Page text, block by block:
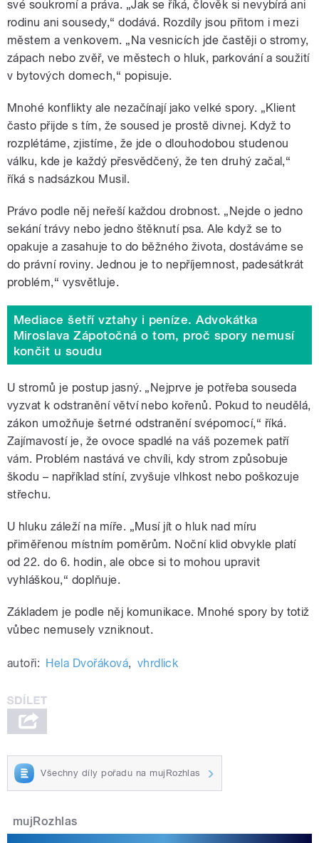
své soukromí a práva. „Jak se říká, člověk si nevybírá ani
rodinu ani sousedy,“ dodává. Rozdíly jsou přitom i mezi
městem a venkovem. „Na vesnicích jde častěji o stromy,
zápach nebo zvěř, ve městech o hluk, parkování a soužití
v bytových domech,“ popisuje.
Mnohé konflikty ale nezačínají jako velké spory. „Klient
často přijde s tím, že soused je prostě divnej. Když to
rozplétáme, zjistíme, že jde o dlouhodobou studenou
válku, kde je každý přesvědčený, že ten druhý začal,“
říká s nadsázkou Musil.
Právo podle něj neřeší každou drobnost. „Nejde o jedno
sekání trávy nebo jedno štěknutí psa. Ale když se to
opakuje a zasahuje to do běžného života, dostáváme se
do právní roviny. Jednou je to nepříjemnost, padesátkrát
problém,“ vysvětluje.
Mediace šetří vztahy i peníze. Advokátka
Miroslava Zápotočná o tom, proč spory nemusí
končit u soudu
U stromů je postup jasný. „Nejprve je potřeba souseda
vyzvat k odstranění větví nebo kořenů. Pokud to neudělá,
zákon umožňuje šetrné odstranění svépomocí,“ říká.
Zajímavostí je, že ovoce spadlé na váš pozemek patří
vám. Problém nastává ve chvíli, kdy strom způsobuje
škodu – například stíní, zvyšuje vlhkost nebo poškozuje
střechu.
U hluku záleží na míře. „Musí jít o hluk nad míru
přiměřenou místním poměrům. Noční klid obvykle platí
od 22. do 6. hodin, ale obce si to mohou upravit
vyhláškou,“ doplňuje.
Základem je podle něj komunikace. Mnohé spory by totiž
vůbec nemusely vzniknout.
autoři: Hela Dvořáková, vhrdlick
Všechny díly pořadu na mujRozhlas
mujRozhlas